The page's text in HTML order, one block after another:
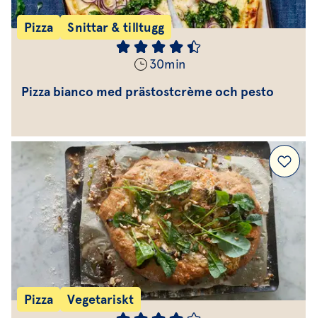
Pizza Snittar & tilltugg
30min
Pizza bianco med prästostcrème och pesto
Pizza Vegetariskt